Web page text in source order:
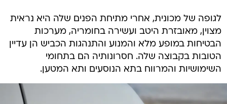
לגופה של מכונית, אחרי מתיחת הפנים שלה היא נראית
מצוין, מאובזרת היטב ועשירה בחומריה, מערכות
הבטיחות במופע מלא והמנוע והתנהגות הכביש הן עדיין
הטובות בקבוצה שלה. חסרונותיה הם בתחומי
השימושיות והמרווח בתא הנוסעים ותא המטען.